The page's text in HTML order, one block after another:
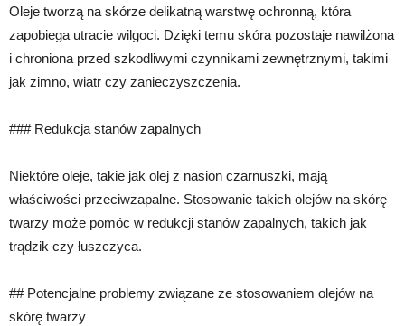
Oleje tworzą na skórze delikatną warstwę ochronną, która
zapobiega utracie wilgoci. Dzięki temu skóra pozostaje nawilżona
i chroniona przed szkodliwymi czynnikami zewnętrznymi, takimi
jak zimno, wiatr czy zanieczyszczenia.
### Redukcja stanów zapalnych
Niektóre oleje, takie jak olej z nasion czarnuszki, mają
właściwości przeciwzapalne. Stosowanie takich olejów na skórę
twarzy może pomóc w redukcji stanów zapalnych, takich jak
trądzik czy łuszczyca.
## Potencjalne problemy związane ze stosowaniem olejów na
skórę twarzy